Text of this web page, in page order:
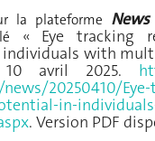
la plateforme
« Eye tracking
with
avril 2025.
20250410/
in-
. Version PDF